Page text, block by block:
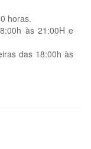
horas.
às 21:00H e
das 18:00h às